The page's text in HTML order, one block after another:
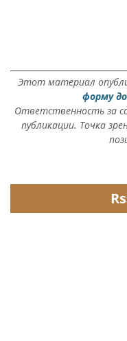
Этот материал
форму
Ответственность за
публикации. Точка